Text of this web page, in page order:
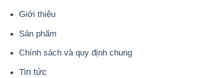
Giới thiệu
Sản phẩm
Chính sách và quy định chung
Tin tức